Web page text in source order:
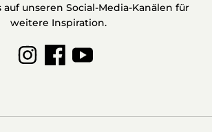
auf unseren Social-Media-Kanälen für
weitere Inspiration.